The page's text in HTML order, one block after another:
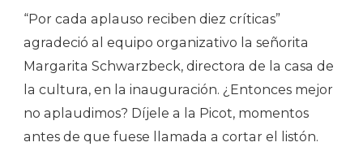
“Por cada aplauso reciben diez críticas”
agradeció al equipo organizativo la señorita
Margarita Schwarzbeck, directora de la casa de
la cultura, en la inauguración. ¿Entonces mejor
no aplaudimos? Díjele a la Picot, momentos
antes de que fuese llamada a cortar el listón.